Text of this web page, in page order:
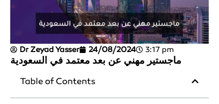
Dr Zeyad Yasser 24/08/2024 3:17 pm
ماجستير مهني عن بعد معتمد في السعودية
Table of Contents